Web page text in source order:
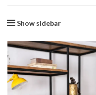
Show sidebar